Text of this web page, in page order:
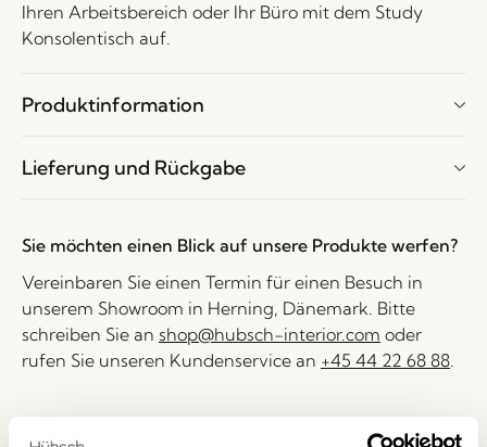
Ihren Arbeitsbereich oder Ihr Büro mit dem Study
Konsolentisch auf.
Produktinformation
Lieferung und Rückgabe
Sie möchten einen Blick auf unsere Produkte werfen?
Vereinbaren Sie einen Termin für einen Besuch in
unserem Showroom in Herning, Dänemark. Bitte
schreiben Sie an shop@hubsch-interior.com oder
rufen Sie unseren Kundenservice an +45 44 22 68 88.
Lieferung 1-4 Werktage